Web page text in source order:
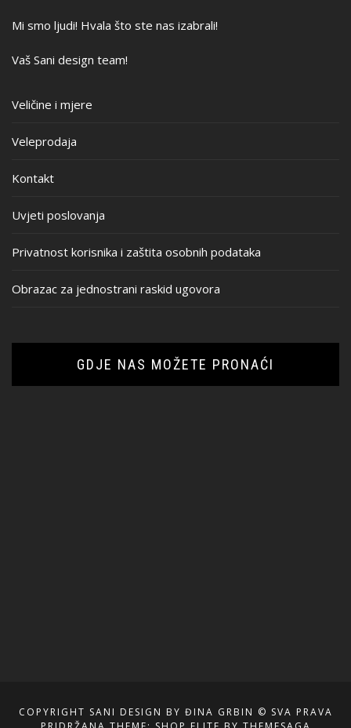
Mi smo ljudi! Hvala što ste nas izabrali!
Vaš Sani design team!
Veličine i mjere
Veleprodaja
Kontakt
Uvjeti poslovanja
Privatnost korisnika i zaštita osobnih podataka
Obrazac za jednostrani raskid ugovora
GDJE NAS MOŽETE PRONAĆI
COPYRIGHT SANI DESIGN BY ĐINA GRBIN © SVA PRAVA